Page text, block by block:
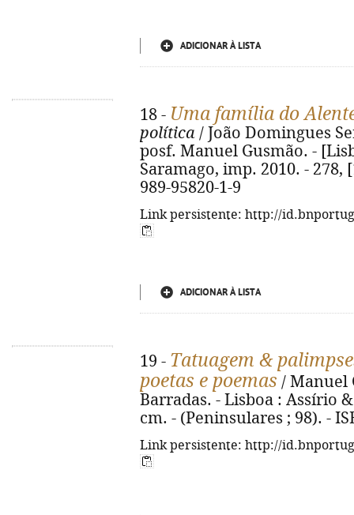
ADICIONAR À LISTA
18 - Uma família do
política / João Domingues
posf. Manuel Gusmão. -
Saramago, imp. 2010. - 278,
989-95820-1-9
Link persistente: http://
ADICIONAR À LISTA
19 - Tatuagem &
poetas e poemas / Manuel
Barradas. - Lisboa : Assírio
cm. - (Peninsulares ; 98). -
Link persistente: http://